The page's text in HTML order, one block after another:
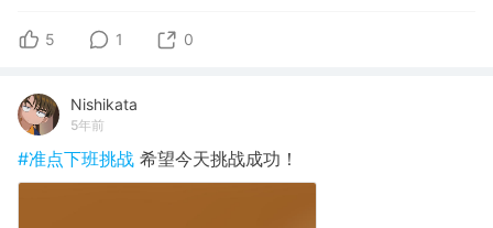
5 1 0
Nishikata
5年前
#准点下班挑战 希望今天挑战成功！